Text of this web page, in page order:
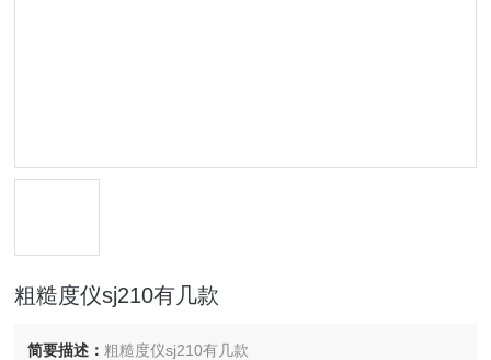
粗糙度仪sj210有几款
简要描述： 粗糙度仪sj210有几款